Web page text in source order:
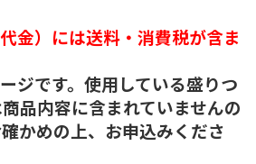
金）には送料・消費税が含ま
ジです。使用している盛りつ
品内容に含まれていませんの
かめの上、お申込みくださ